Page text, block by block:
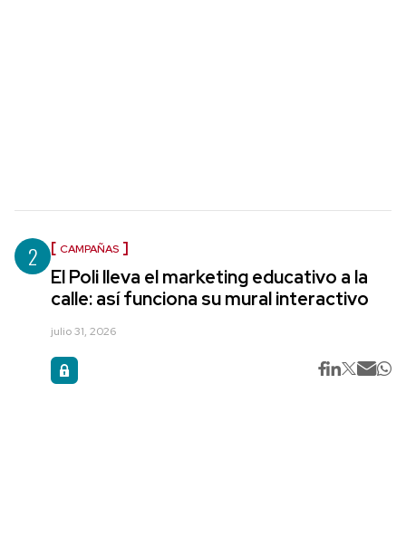
2 CAMPAÑAS
El Poli lleva el marketing educativo a la
calle: así funciona su mural interactivo
julio 31, 2026